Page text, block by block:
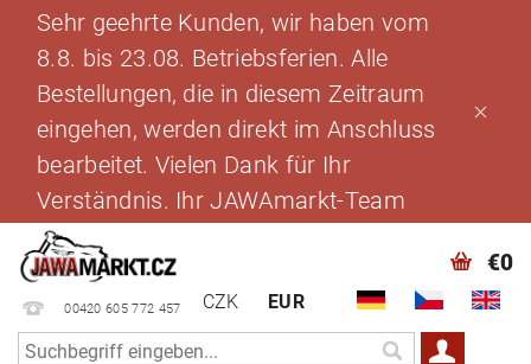
Sehr geehrte Kunden, wir haben vom
8.8. bis 23.08. Betriebsferien. Alle
Bestellungen, die in diesem Zeitraum
eingehen, werden direkt im Anschluss
bearbeitet. Vielen Dank für Ihr
Verständnis. Ihr JAWAmarkt-Team
00420 605 772 457 CZK EUR
€0